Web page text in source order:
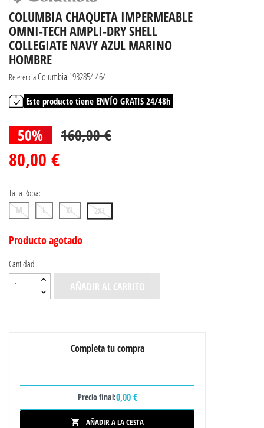
COLUMBIA CHAQUETA IMPERMEABLE
OMNI-TECH AMPLI-DRY SHELL
COLLEGIATE NAVY AZUL MARINO
HOMBRE
Referencia Columbia 1932854 464
Este producto tiene ENVÍO GRATIS 24/48h
50% 160,00 €
80,00 €
Talla Ropa:
M L XL 2XL
Producto agotado
Cantidad
AÑADIR AL CARRITO
Completa tu compra
Precio final:0,00 €
 AÑADIR A LA CESTA